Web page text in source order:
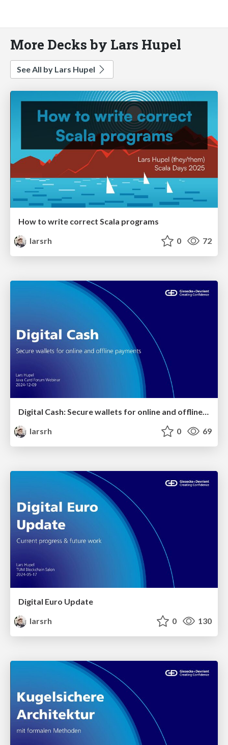
More Decks by Lars Hupel
See All by Lars Hupel
How to write correct Scala programs
larsrh
0 72
larsrh
0 69
Digital Euro Update
larsrh
0 130